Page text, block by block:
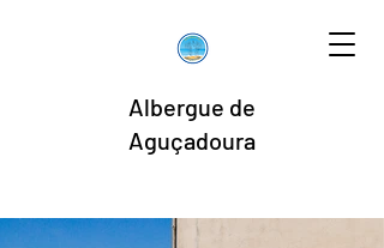
Albergue de
Aguçadoura